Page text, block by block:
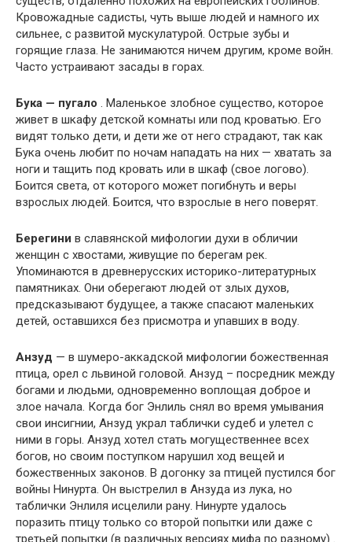
Кровожадные садисты, чуть выше людей и намного их
сильнее, с развитой мускулатурой. Острые зубы и
горящие глаза. Не занимаются ничем другим, кроме войн.
Часто устраивают засады в горах.
Бука — пугало . Маленькое злобное существо, которое
живет в шкафу детской комнаты или под кроватью. Его
видят только дети, и дети же от него страдают, так как
Бука очень любит по ночам нападать на них — хватать за
ноги и тащить под кровать или в шкаф (свое логово).
Боится света, от которого может погибнуть и веры
взрослых людей. Боится, что взрослые в него поверят.
Берегини в славянской мифологии духи в обличии
женщин с хвостами, живущие по берегам рек.
Упоминаются в древнерусских историко-литературных
памятниках. Они оберегают людей от злых духов,
предсказывают будущее, а также спасают маленьких
детей, оставшихся без присмотра и упавших в воду.
Анзуд — в шумеро-аккадской мифологии божественная
птица, орел с львиной головой. Анзуд – посредник между
богами и людьми, одновременно воплощая доброе и
злое начала. Когда бог Энлиль снял во время умывания
свои инсигнии, Анзуд украл таблички судеб и улетел с
ними в горы. Анзуд хотел стать могущественнее всех
богов, но своим поступком нарушил ход вещей и
божественных законов. В догонку за птицей пустился бог
войны Нинурта. Он выстрелил в Анзуда из лука, но
таблички Энлиля исцелили рану. Нинурте удалось
поразить птицу только со второй попытки или даже с
третьей попытки (в различных версиях мифа по разному) .